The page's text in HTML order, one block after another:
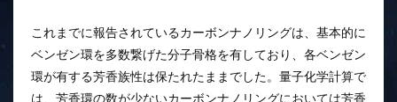
これまでに報告されているカーボンナノリングは、基本的に
ベンゼン環を多数繋げた分子骨格を有しており、各ベンゼン
環が有する芳香族性は保たれたままでした。量子化学計算で
は、芳香環の数が少ないカーボンナノリングにおいては芳香